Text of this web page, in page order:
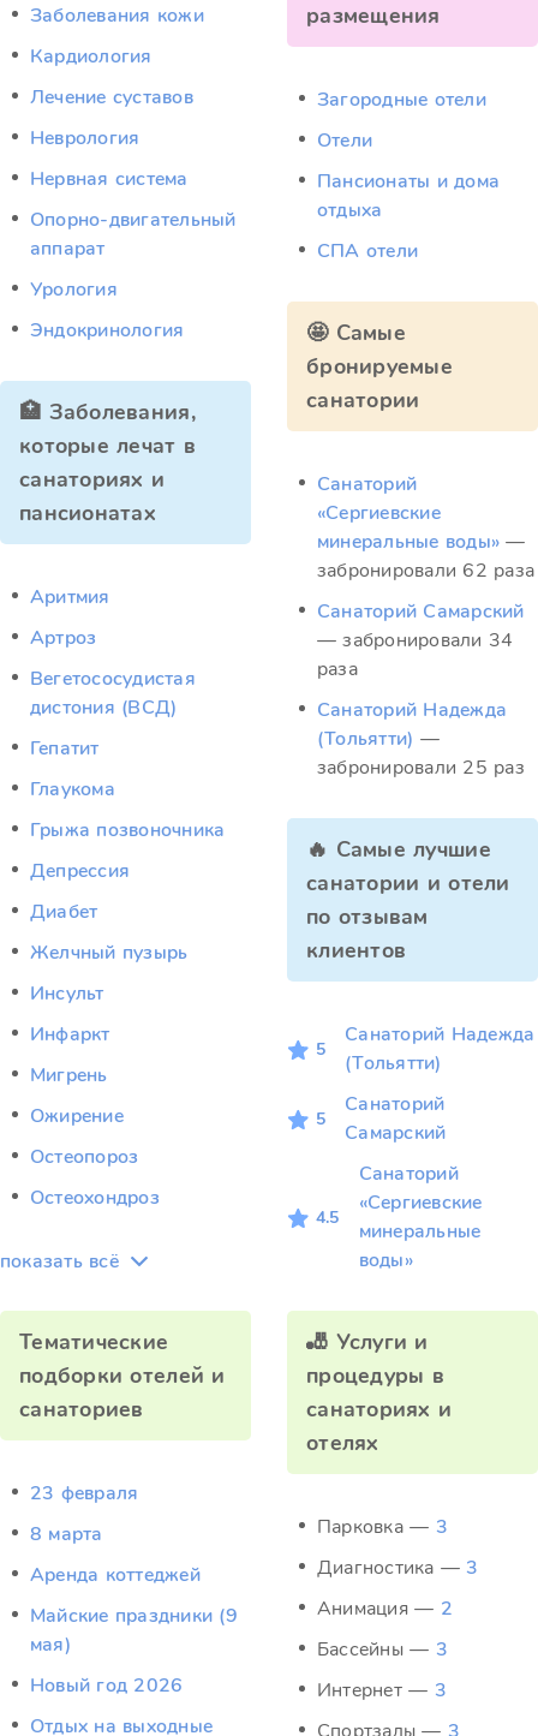
Заболевания кожи
Кардиология
Лечение суставов
Неврология
Нервная система
Опорно-двигательный
аппарат
Урология
Эндокринология
🏥 Заболевания,
которые лечат в
санаториях и
пансионатах
Аритмия
Артроз
Вегетососудистая
дистония (ВСД)
Гепатит
Глаукома
Грыжа позвоночника
Депрессия
Диабет
Желчный пузырь
Инсульт
Инфаркт
Мигрень
Ожирение
Остеопороз
Остеохондроз
показать всё
Тематические
подборки отелей и
санаториев
23 февраля
8 марта
Аренда коттеджей
Майские праздники (9
мая)
Новый год 2026
Отдых на выходные
размещения
Загородные отели
Отели
Пансионаты и дома
отдыха
СПА отели
🤩 Самые
бронируемые
санатории
Санаторий
«Сергиевские
минеральные воды» —
забронировали 62 раза
Санаторий Самарский
— забронировали 34
раза
Санаторий Надежда
(Тольятти) —
забронировали 25 раз
🔥 Самые лучшие
санатории и отели
по отзывам
клиентов
5
Санаторий Надежда
(Тольятти)
5
Санаторий
Самарский
4.5
Санаторий
«Сергиевские
минеральные
воды»
🎳 Услуги и
процедуры в
санаториях и
отелях
Парковка — 3
Диагностика — 3
Анимация — 2
Бассейны — 3
Интернет — 3